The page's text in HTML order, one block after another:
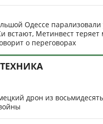
Одессе парализовали
встают, Метинвест
о переговорах
дрон из